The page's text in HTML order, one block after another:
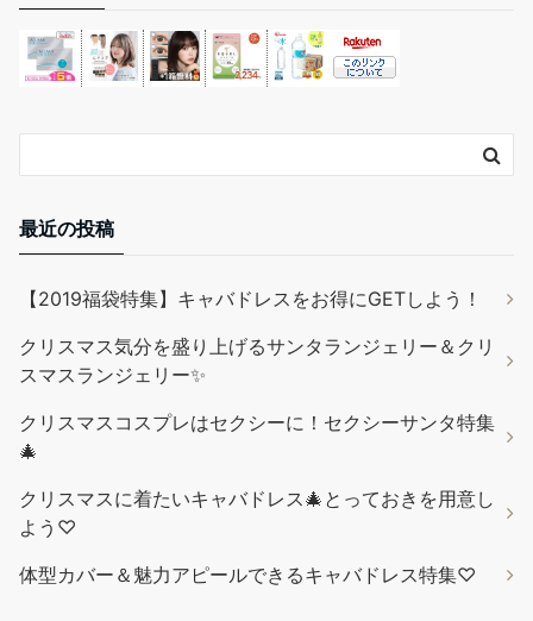
最近の投稿
【2019福袋特集】キャバドレスをお得にGETしよう！
クリスマス気分を盛り上げるサンタランジェリー＆クリ
スマスランジェリー✨
クリスマスコスプレはセクシーに！セクシーサンタ特集
🎄
クリスマスに着たいキャバドレス🎄とっておきを用意し
よう♡
体型カバー＆魅力アピールできるキャバドレス特集♡